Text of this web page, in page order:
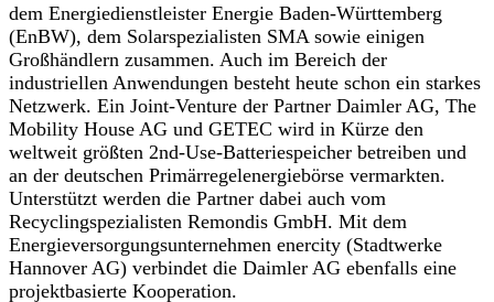
dem Energiedienstleister Energie Baden-Württemberg
(EnBW), dem Solarspezialisten SMA sowie einigen
Großhändlern zusammen. Auch im Bereich der
industriellen Anwendungen besteht heute schon ein starkes
Netzwerk. Ein Joint-Venture der Partner Daimler AG, The
Mobility House AG und GETEC wird in Kürze den
weltweit größten 2nd-Use-Batteriespeicher betreiben und
an der deutschen Primärregelenergiebörse vermarkten.
Unterstützt werden die Partner dabei auch vom
Recyclingspezialisten Remondis GmbH. Mit dem
Energieversorgungsunternehmen enercity (Stadtwerke
Hannover AG) verbindet die Daimler AG ebenfalls eine
projektbasierte Kooperation.